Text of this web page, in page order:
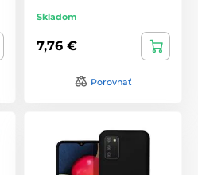
Skladom
7,76 €
Porovnať